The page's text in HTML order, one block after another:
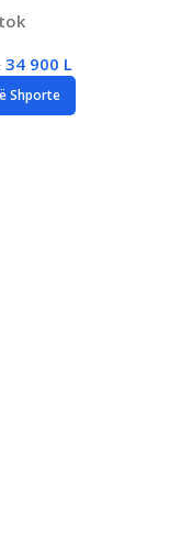
DP/HDMI, New
34 900 L
Shporte